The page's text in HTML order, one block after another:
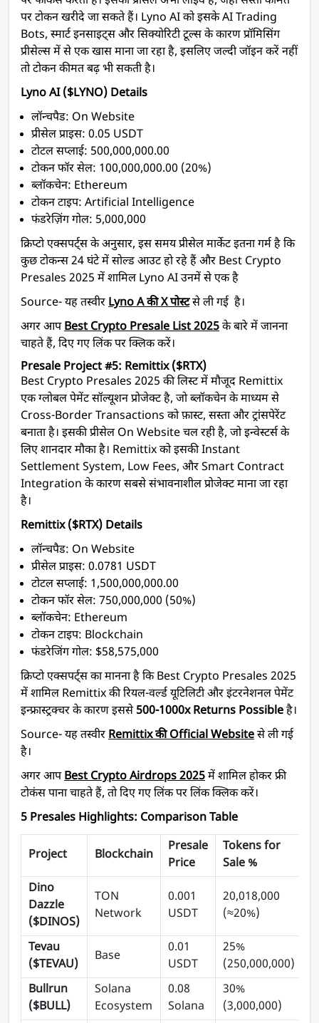
पर टोकन खरीदे जा सकते हैं। Lyno AI को इसके AI Trading
Bots, स्मार्ट इनसाइट्स और सिक्योरिटी टूल्स के कारण प्रॉमिसिंग
प्रीसेल्स में से एक खास माना जा रहा है, इसलिए जल्दी जॉइन करें नहीं
तो टोकन कीमत बढ़ भी सकती है।
Lyno AI ($LYNO) Details
लॉन्चपैड: On Website
प्रीसेल प्राइस: 0.05 USDT
टोटल सप्लाई: 500,000,000.00
टोकन फॉर सेल: 100,000,000.00 (20%)
ब्लॉकचेन: Ethereum
टोकन टाइप: Artificial Intelligence
फंडरेज़िंग गोल: 5,000,000
क्रिप्टो एक्सपर्ट्स के अनुसार, इस समय प्रीसेल मार्केट इतना गर्म है कि
कुछ टोकन्स 24 घंटे में सोल्ड आउट हो रहे हैं और Best Crypto
Presales 2025 में शामिल Lyno AI उनमें से एक है
Source- यह तस्वीरLyno A की X पोस्टसे ली गई है।
अगर आपBest Crypto Presale List 2025के बारे में जानना
चाहते हैं, दिए गए लिंक पर क्लिक करें।
Presale Project #5: Remittix ($RTX)
Best Crypto Presales 2025 की लिस्ट में मौजूद Remittix
एक ग्लोबल पेमेंट सॉल्यूशन प्रोजेक्ट है, जो ब्लॉकचेन के माध्यम से
Cross-Border Transactions को फ़ास्ट, सस्ता और ट्रांसपेरेंट
बनाता है। इसकी प्रीसेल On Website चल रही है, जो इन्वेस्टर्स के
लिए शानदार मौका है। Remittix को इसकी Instant
Settlement System, Low Fees, और Smart Contract
Integration के कारण सबसे संभावनाशील प्रोजेक्ट माना जा रहा
है।
Remittix ($RTX) Details
लॉन्चपैड: On Website
प्रीसेल प्राइस: 0.0781 USDT
टोटल सप्लाई: 1,500,000,000.00
टोकन फॉर सेल: 750,000,000 (50%)
ब्लॉकचेन: Ethereum
टोकन टाइप: Blockchain
फंडरेजिंग गोल: $58,575,000
क्रिप्टो एक्सपर्ट्स का मानना है कि Best Crypto Presales 2025
में शामिल Remittix की रियल-वर्ल्ड यूटिलिटी और इंटरनेशनल पेमेंट
इन्फ्रास्ट्रक्चर के कारण इससे 500-1000x Returns Possibleहै।
Source- यह तस्वीरRemittix की Official Websiteसे ली गई
है।
अगर आपBest Crypto Airdrops 2025में शामिल होकर फ्री
टोकंस पाना चाहते हैं, तो दिए गए लिंक पर लिंक क्लिक करें।
5 Presales Highlights: Comparison Table
Project Blockchain
Presale
Price
Tokens for
Sale %
Dino
Dazzle
($DINOS)
TON
Network
0.001
USDT
20,018,000
(≈20%)
Tevau
($TEVAU)
Base
0.01
USDT
25%
(250,000,000)
Bullrun
($BULL)
Solana
Ecosystem
0.08
Solana
30%
(3,000,000)